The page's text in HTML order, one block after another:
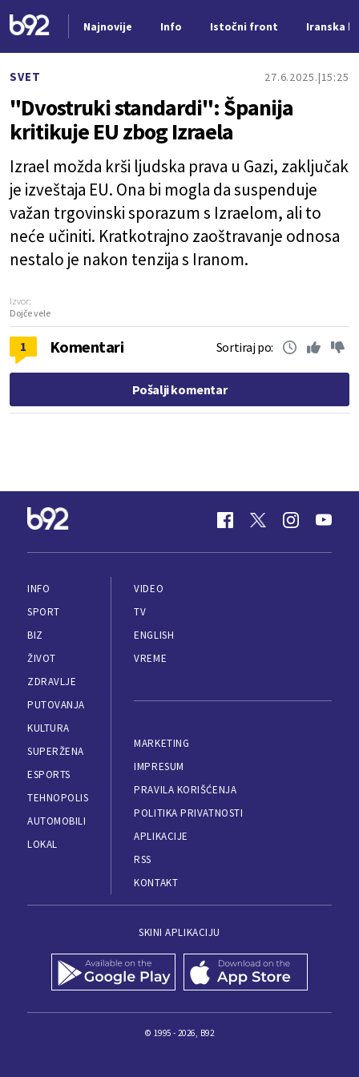
Najnovije Info Istočni front Iranska
SVET 27.6.2025. 15:25
"Dvostruki standardi": Španija
kritikuje EU zbog Izraela
Izrael možda krši ljudska prava u Gazi, zaključak
je izveštaja EU. Ona bi mogla da suspenduje
važan trgovinski sporazum s Izraelom, ali to
neće učiniti. Kratkotrajno zaoštravanje odnosa
nestalo je nakon tenzija s Iranom.
Izvor:
Dojče vele
1 Komentari Sortiraj po:
Pošalji komentar
INFO
SPORT
BIZ
ŽIVOT
ZDRAVLJE
PUTOVANJA
KULTURA
SUPERŽENA
ESPORTS
TEHNOPOLIS
AUTOMOBILI
LOKAL
VIDEO
TV
ENGLISH
VREME
MARKETING
IMPRESUM
PRAVILA KORIŠĆENJA
POLITIKA PRIVATNOSTI
APLIKACIJE
RSS
KONTAKT
SKINI APLIKACIJU
© 1995 - 2026, B92